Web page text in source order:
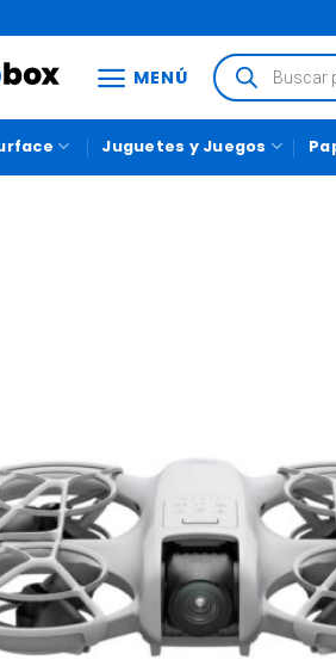
MENÚ
Juguetes y Juegos